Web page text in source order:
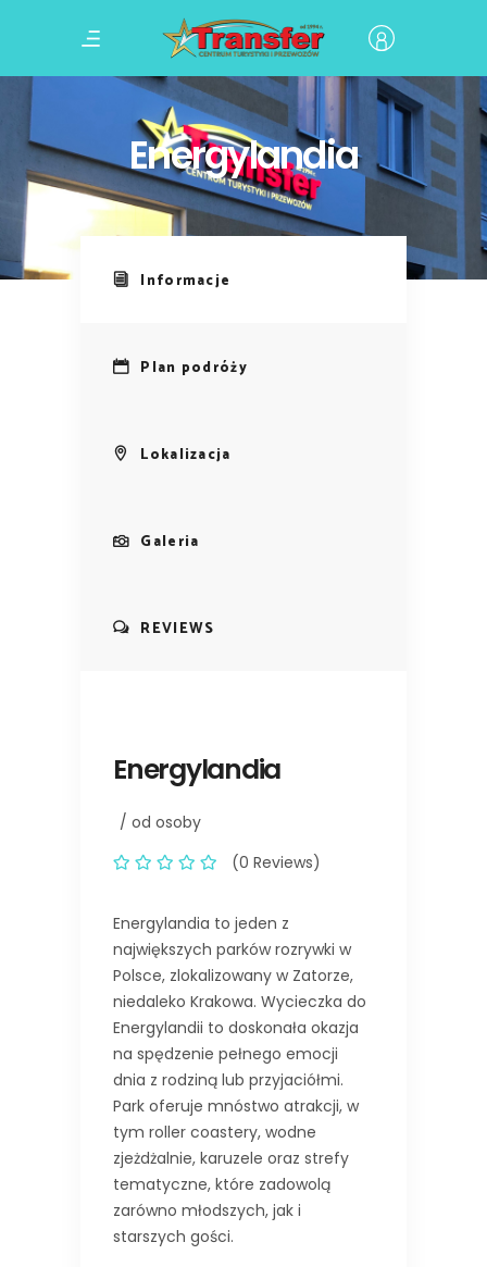
Energylandia
Informacje
Plan podróży
Lokalizacja
Galeria
REVIEWS
Energylandia
/ od osoby
(0 Reviews)
Energylandia to jeden z
największych parków rozrywki w
Polsce, zlokalizowany w Zatorze,
niedaleko Krakowa. Wycieczka do
Energylandii to doskonała okazja
na spędzenie pełnego emocji
dnia z rodziną lub przyjaciółmi.
Park oferuje mnóstwo atrakcji, w
tym roller coastery, wodne
zjeżdżalnie, karuzele oraz strefy
tematyczne, które zadowolą
zarówno młodszych, jak i
starszych gości.